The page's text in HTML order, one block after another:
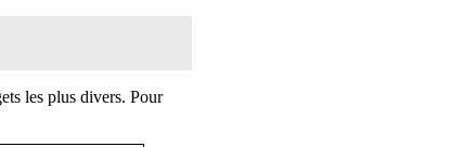
les plus divers. Pour